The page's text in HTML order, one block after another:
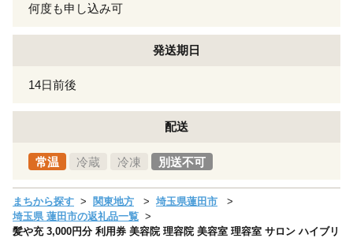
何度も申し込み可
発送期日
14日前後
配送
常温 冷蔵 冷凍 別送不可
まちから探す 関東地方
埼玉県蓮田市
埼玉県 蓮田市の返礼品一覧
髪や充 3,000円分 利用券 美容院 理容院 美容室 理容室 サロン ハイブリ